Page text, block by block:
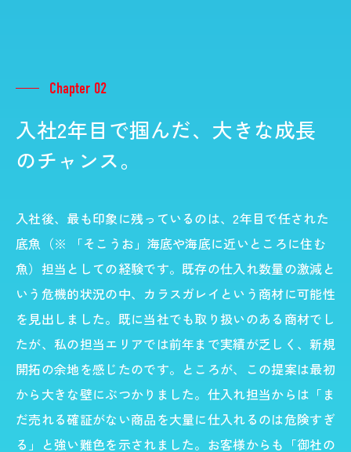
Chapter 02
入社2年目で掴んだ、大きな成長
のチャンス。
入社後、最も印象に残っているのは、2年目で任された
底魚（※ 「そこうお」海底や海底に近いところに住む
魚）担当としての経験です。既存の仕入れ数量の激減と
いう危機的状況の中、カラスガレイという商材に可能性
を見出しました。既に当社でも取り扱いのある商材でし
たが、私の担当エリアでは前年まで実績が乏しく、新規
開拓の余地を感じたのです。ところが、この提案は最初
から大きな壁にぶつかりました。仕入れ担当からは「ま
だ売れる確証がない商品を大量に仕入れるのは危険すぎ
る」と強い難色を示されました。お客様からも「御社の